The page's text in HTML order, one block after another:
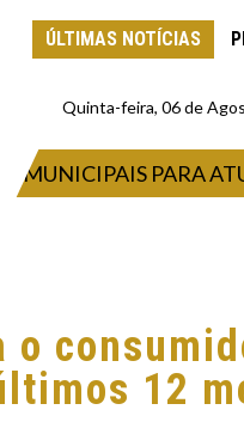
ÚLTIMAS NOTÍCIAS
Quinta-feira, 06 de
PARA
o
12